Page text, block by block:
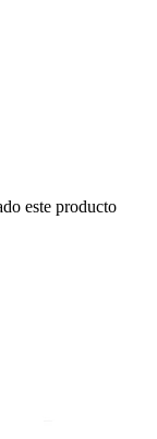
este producto